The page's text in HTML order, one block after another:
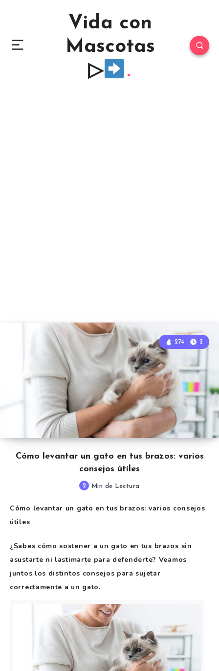
Vida con
Mascotas
▷
Cómo levantar un gato en tus brazos: varios
consejos útiles
274 2
2 Min de Lectura
Cómo levantar un gato en tus brazos: varios consejos
útiles
¿Sabes cómo sostener a un gato en tus brazos sin
asustarte ni lastimarte para defenderte? Veamos
juntos los distintos consejos para sujetar
correctamente a un gato.